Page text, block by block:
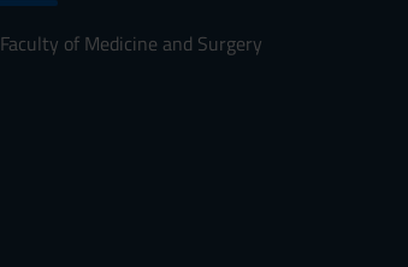
Faculty of Medicine and Surgery